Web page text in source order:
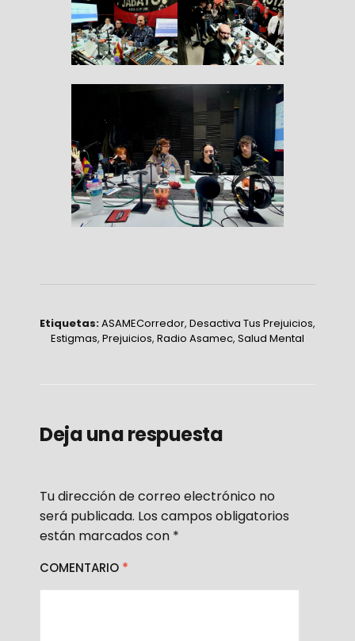
Etiquetas:ASAMECorredor, Desactiva Tus Prejuicios,
Estigmas, Prejuicios, Radio Asamec, Salud Mental
Deja una respuesta
Tu dirección de correo electrónico no
será publicada. Los campos obligatorios
están marcados con *
COMENTARIO *